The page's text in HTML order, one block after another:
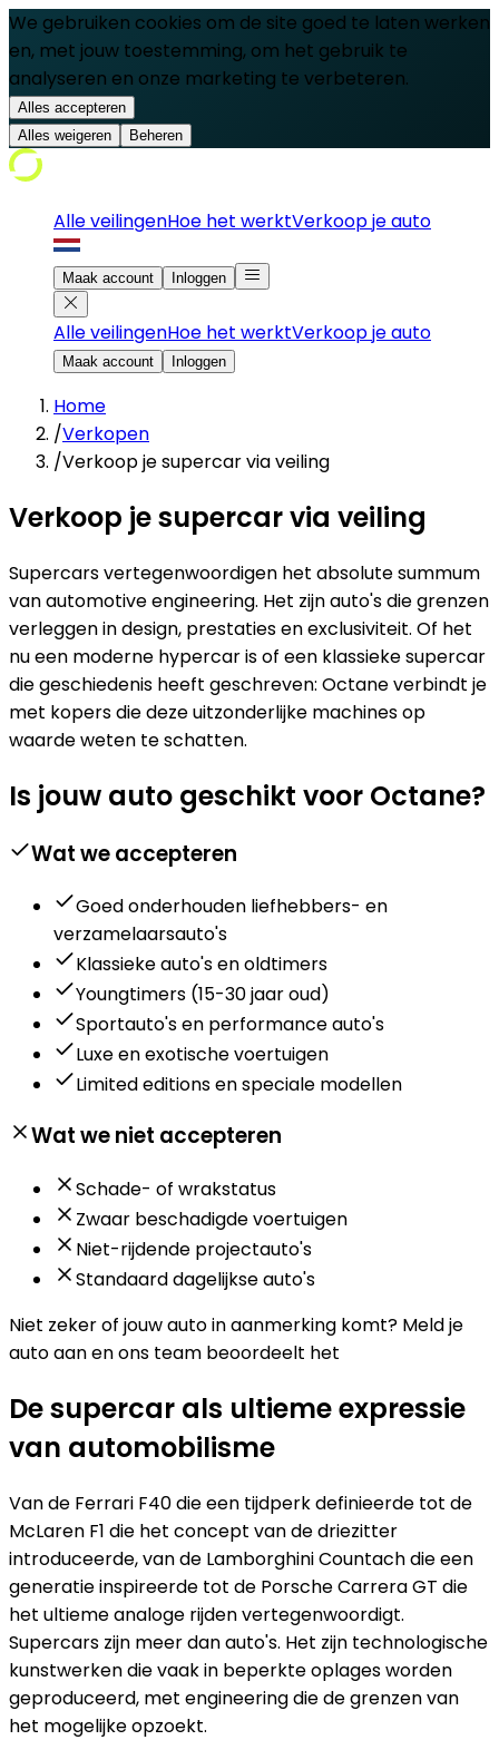
We gebruiken cookies om de site goed te laten werken
en, met jouw toestemming, om het gebruik te
analyseren en onze marketing te verbeteren.
Alles accepteren
Alles weigeren
Beheren
Alle veilingenHoe het werktVerkoop je auto
Maak account Inloggen
Alle veilingenHoe het werktVerkoop je auto
Maak account Inloggen
Home
/Verkopen
/Verkoop je supercar via veiling
Verkoop je supercar via veiling
Supercars vertegenwoordigen het absolute summum
van automotive engineering. Het zijn auto's die grenzen
verleggen in design, prestaties en exclusiviteit. Of het
nu een moderne hypercar is of een klassieke supercar
die geschiedenis heeft geschreven: Octane verbindt je
met kopers die deze uitzonderlijke machines op
waarde weten te schatten.
Is jouw auto geschikt voor Octane?
Wat we accepteren
Goed onderhouden liefhebbers- en
verzamelaarsauto's
Klassieke auto's en oldtimers
Youngtimers (15-30 jaar oud)
Sportauto's en performance auto's
Luxe en exotische voertuigen
Limited editions en speciale modellen
Wat we niet accepteren
Schade- of wrakstatus
Zwaar beschadigde voertuigen
Niet-rijdende projectauto's
Standaard dagelijkse auto's
Niet zeker of jouw auto in aanmerking komt? Meld je
auto aan en ons team beoordeelt het
De supercar als ultieme expressie
van automobilisme
Van de Ferrari F40 die een tijdperk definieerde tot de
McLaren F1 die het concept van de driezitter
introduceerde, van de Lamborghini Countach die een
generatie inspireerde tot de Porsche Carrera GT die
het ultieme analoge rijden vertegenwoordigt.
Supercars zijn meer dan auto's. Het zijn technologische
kunstwerken die vaak in beperkte oplages worden
geproduceerd, met engineering die de grenzen van
het mogelijke opzoekt.